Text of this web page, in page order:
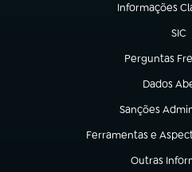
Informações
(abre em nova
SIC
Perguntas
(abre em
Dados
(abre em
Sanções
(abre em nova
Ferramentas e
(abre em nova aba)
Outras
(abre em